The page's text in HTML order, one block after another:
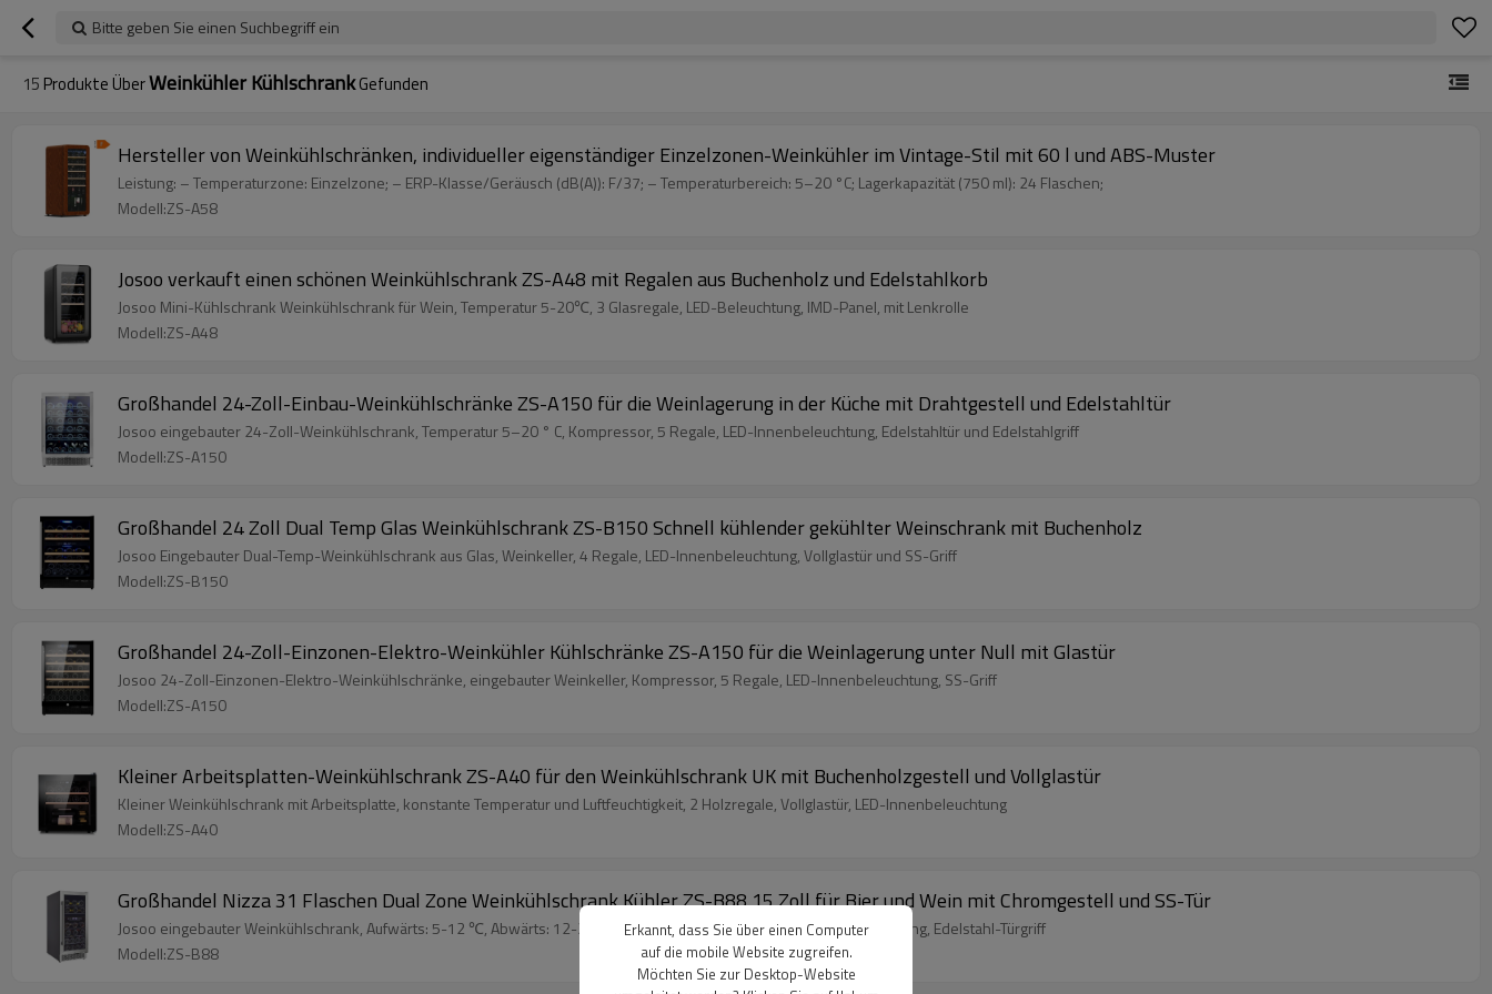
Bitte geben Sie einen Suchbegriff ein
15 Produkte ÜberWeinkühler KühlschrankGefunden
Hersteller von Weinkühlschränken, individueller eigenständiger Einzelzonen-Weinkühler im Vintage-Stil mit 60 l und ABS-Muster
Leistung: – Temperaturzone: Einzelzone; – ERP-Klasse/Geräusch (dB(A)): F/37; – Temperaturbereich: 5–20 °C; Lagerkapazität (750 ml): 24 Flaschen;
Modell:ZS-A58
Josoo verkauft einen schönen Weinkühlschrank ZS-A48 mit Regalen aus Buchenholz und Edelstahlkorb
Josoo Mini-Kühlschrank Weinkühlschrank für Wein, Temperatur 5-20℃, 3 Glasregale, LED-Beleuchtung, IMD-Panel, mit Lenkrolle
Modell:ZS-A48
Großhandel 24-Zoll-Einbau-Weinkühlschränke ZS-A150 für die Weinlagerung in der Küche mit Drahtgestell und Edelstahltür
Josoo eingebauter 24-Zoll-Weinkühlschrank, Temperatur 5–20 ° C, Kompressor, 5 Regale, LED-Innenbeleuchtung, Edelstahltür und Edelstahlgriff
Modell:ZS-A150
Großhandel 24 Zoll Dual Temp Glas Weinkühlschrank ZS-B150 Schnell kühlender gekühlter Weinschrank mit Buchenholz
Josoo Eingebauter Dual-Temp-Weinkühlschrank aus Glas, Weinkeller, 4 Regale, LED-Innenbeleuchtung, Vollglastür und SS-Griff
Modell:ZS-B150
Großhandel 24-Zoll-Einzonen-Elektro-Weinkühler Kühlschränke ZS-A150 für die Weinlagerung unter Null mit Glastür
Josoo 24-Zoll-Einzonen-Elektro-Weinkühlschränke, eingebauter Weinkeller, Kompressor, 5 Regale, LED-Innenbeleuchtung, SS-Griff
Modell:ZS-A150
Kleiner Arbeitsplatten-Weinkühlschrank ZS-A40 für den Weinkühlschrank UK mit Buchenholzgestell und Vollglastür
Kleiner Weinkühlschrank mit Arbeitsplatte, konstante Temperatur und Luftfeuchtigkeit, 2 Holzregale, Vollglastür, LED-Innenbeleuchtung
Modell:ZS-A40
Großhandel Nizza 31 Flaschen Dual Zone Weinkühlschrank Kühler ZS-B88 15 Zoll für Bier und Wein mit Chromgestell und SS-Tür
Josoo eingebauter Weinkühlschrank, Aufwärts: 5-12 ℃, Abwärts: 12-20 ℃, Kompressor, 5 Regale, LED-Innenbeleuchtung, Edelstahl-Türgriff
Modell:ZS-B88
Erkannt, dass Sie über einen Computer
auf die mobile Website zugreifen.
Möchten Sie zur Desktop-Website